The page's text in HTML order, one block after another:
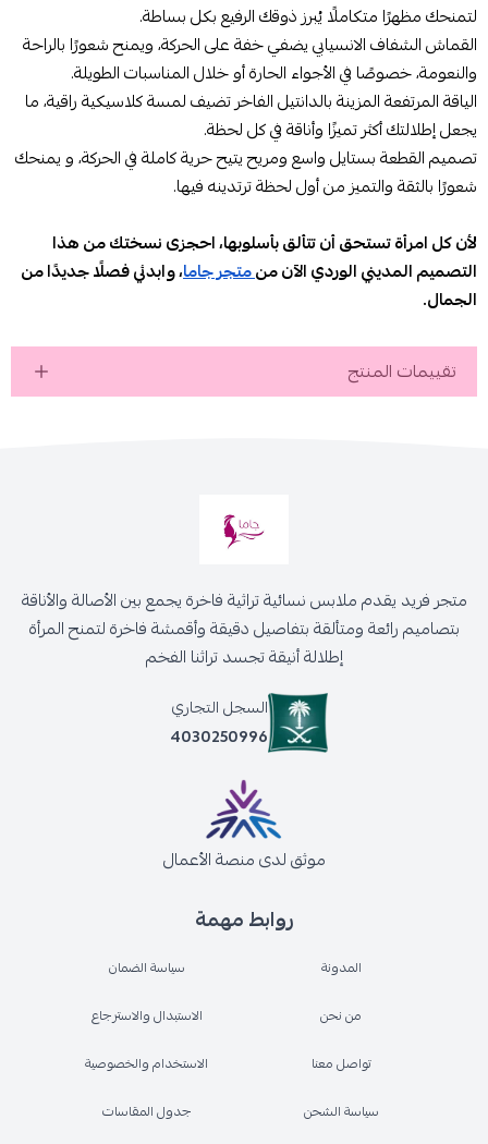
لتمنحك مظهرًا متكاملًا يُبرز ذوقك الرفيع بكل بساطة.
القماش الشفاف الانسيابي يضفي خفة على الحركة، ويمنح شعورًا بالراحة
والنعومة، خصوصًا في الأجواء الحارة أو خلال المناسبات الطويلة.
الياقة المرتفعة المزينة بالدانتيل الفاخر تضيف لمسة كلاسيكية راقية، ما
يجعل إطلالتك أكثر تميزًا وأناقة في كل لحظة.
تصميم القطعة بستايل واسع ومريح يتيح حرية كاملة في الحركة، و يمنحك
شعورًا بالثقة والتميز من أول لحظة ترتدينه فيها.
لأن كل امرأة تستحق أن تتألق بأسلوبها، احجزى نسختك من هذا
التصميم المديني الوردي الآن منمتجر جاما، وابدئي فصلًا جديدًا من
الجمال.
تقييمات المنتج
روابط مهمة
المدونة
من نحن
تواصل معنا
سياسة الشحن
سياسة الضمان
الاستبدال والاسترجاع
الاستخدام والخصوصية
جدول المقاسات
متجر فريد يقدم ملابس نسائية تراثية فاخرة يجمع بين الأصالة والأناقة
بتصاميم رائعة ومتألقة بتفاصيل دقيقة وأقمشة فاخرة لتمنح المرأة
إطلالة أنيقة تجسد تراثنا الفخم
السجل التجاري
4030250996
موثق لدى منصة الأعمال